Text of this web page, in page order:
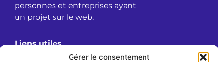
Gérer le consentement
personnes et entreprises ayant
un projet sur le web.
Liens utiles